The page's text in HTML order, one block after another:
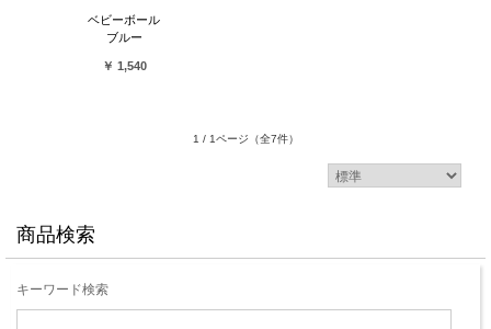
ベビーボール
ブルー
￥ 1,540
1 / 1ページ （全7件）
商品検索
キーワード検索